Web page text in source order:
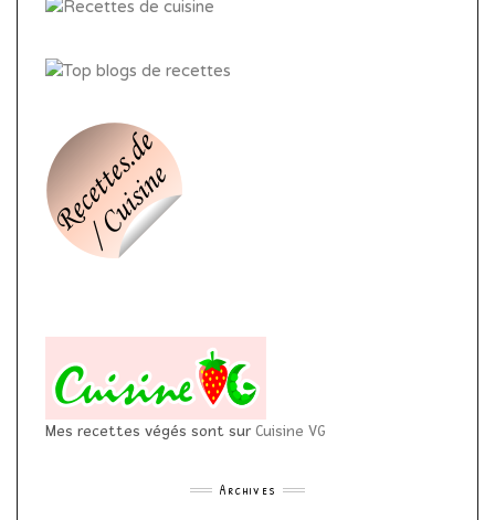
Mes recettes végés sont sur Cuisine VG
Archives